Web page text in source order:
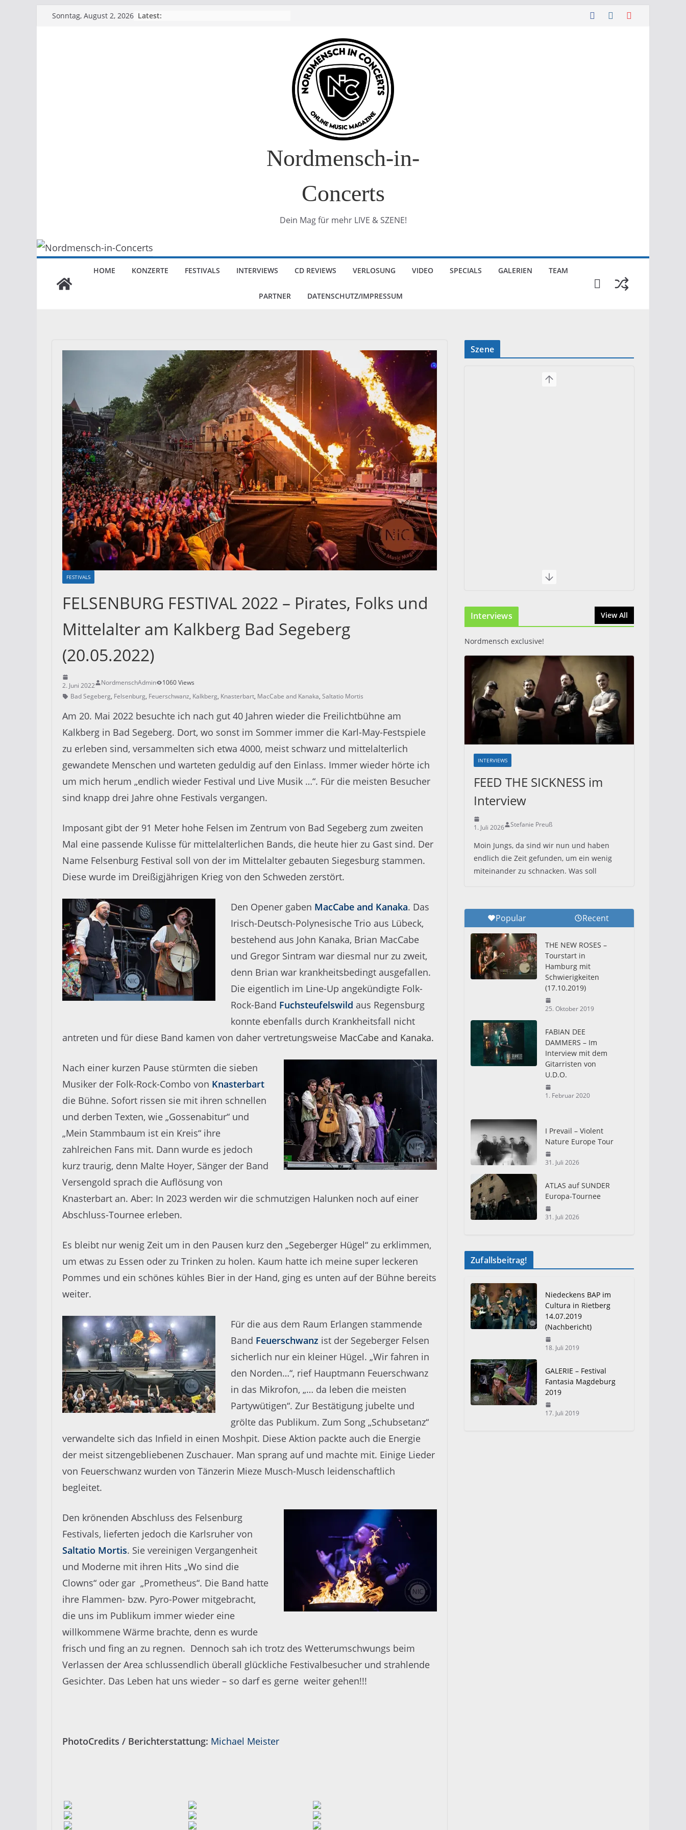
SkipSonntag, August 2, 2026 Latest:
Nordmensch-in-
Concerts
Dein Mag für mehr LIVE & SZENE!
HOME KONZERTE FESTIVALS INTERVIEWS CD REVIEWS VERLOSUNG VIDEO SPECIALS GALERIEN TEAM
PARTNER DATENSCHUTZ/IMPRESSUM
FESTIVALS
FELSENBURG FESTIVAL 2022 – Pirates, Folks und
Mittelalter am Kalkberg Bad Segeberg
(20.05.2022)
2. Juni 2022 NordmenschAdmin
1060 Views
Bad Segeberg, Felsenburg, Feuerschwanz, Kalkberg, Knasterbart, MacCabe and Kanaka, Saltatio Mortis
Am 20. Mai 2022 besuchte ich nach gut 40 Jahren wieder die Freilichtbühne am
Kalkberg in Bad Segeberg. Dort, wo sonst im Sommer immer die Karl-May-Festspiele
zu erleben sind, versammelten sich etwa 4000, meist schwarz und mittelalterlich
gewandete Menschen und warteten geduldig auf den Einlass. Immer wieder hörte ich
um mich herum „endlich wieder Festival und Live Musik …“. Für die meisten Besucher
sind knapp drei Jahre ohne Festivals vergangen.
Imposant gibt der 91 Meter hohe Felsen im Zentrum von Bad Segeberg zum zweiten
Mal eine passende Kulisse für mittelalterlichen Bands, die heute hier zu Gast sind. Der
Name Felsenburg Festival soll von der im Mittelalter gebauten Siegesburg stammen.
Diese wurde im Dreißigjährigen Krieg von den Schweden zerstört.
Den Opener gaben MacCabe and Kanaka. Das
Irisch-Deutsch-Polynesische Trio aus Lübeck,
bestehend aus John Kanaka, Brian MacCabe
und Gregor Sintram war diesmal nur zu zweit,
denn Brian war krankheitsbedingt ausgefallen.
Die eigentlich im Line-Up angekündigte Folk-
Rock-Band Fuchsteufelswild aus Regensburg
konnte ebenfalls durch Krankheitsfall nicht
antreten und für diese Band kamen von daher vertretungsweise MacCabe and Kanaka.
Nach einer kurzen Pause stürmten die sieben
Musiker der Folk-Rock-Combo von Knasterbart
die Bühne. Sofort rissen sie mit ihren schnellen
und derben Texten, wie „Gossenabitur“ und
„Mein Stammbaum ist ein Kreis“ ihre
zahlreichen Fans mit. Dann wurde es jedoch
kurz traurig, denn Malte Hoyer, Sänger der Band
Versengold sprach die Auflösung von
Knasterbart an. Aber: In 2023 werden wir die schmutzigen Halunken noch auf einer
Abschluss-Tournee erleben.
Es bleibt nur wenig Zeit um in den Pausen kurz den „Segeberger Hügel“ zu erklimmen,
um etwas zu Essen oder zu Trinken zu holen. Kaum hatte ich meine super leckeren
Pommes und ein schönes kühles Bier in der Hand, ging es unten auf der Bühne bereits
weiter.
Für die aus dem Raum Erlangen stammende
Band Feuerschwanz ist der Segeberger Felsen
sicherlich nur ein kleiner Hügel. „Wir fahren in
den Norden…“, rief Hauptmann Feuerschwanz
in das Mikrofon, „… da leben die meisten
Partywütigen“. Zur Bestätigung jubelte und
grölte das Publikum. Zum Song „Schubsetanz“
verwandelte sich das Infield in einen Moshpit. Diese Aktion packte auch die Energie
der meist sitzengebliebenen Zuschauer. Man sprang auf und machte mit. Einige Lieder
von Feuerschwanz wurden von Tänzerin Mieze Musch-Musch leidenschaftlich
begleitet.
Den krönenden Abschluss des Felsenburg
Festivals, lieferten jedoch die Karlsruher von
Saltatio Mortis. Sie vereinigen Vergangenheit
und Moderne mit ihren Hits „Wo sind die
Clowns“ oder gar „Prometheus“. Die Band hatte
ihre Flammen- bzw. Pyro-Power mitgebracht,
die uns im Publikum immer wieder eine
willkommene Wärme brachte, denn es wurde
frisch und fing an zu regnen. Dennoch sah ich trotz des Wetterumschwungs beim
Verlassen der Area schlussendlich überall glückliche Festivalbesucher und strahlende
Gesichter. Das Leben hat uns wieder – so darf es gerne weiter gehen!!!
PhotoCredits / Berichterstattung: Michael Meister
Szene
Interviews View All
Nordmensch exclusive!
INTERVIEWS
FEED THE SICKNESS im
Interview
1. Juli 2026 Stefanie Preuß
Moin Jungs, da sind wir nun und haben
endlich die Zeit gefunden, um ein wenig
miteinander zu schnacken. Was soll
Popular Recent
THE NEW ROSES –
Tourstart in
Hamburg mit
Schwierigkeiten
(17.10.2019)
25. Oktober 2019
FABIAN DEE
DAMMERS – Im
Interview mit dem
Gitarristen von
U.D.O.
1. Februar 2020
I Prevail – Violent
Nature Europe Tour
31. Juli 2026
ATLAS auf SUNDER
Europa-Tournee
31. Juli 2026
Zufallsbeitrag!
Niedeckens BAP im
Cultura in Rietberg
14.07.2019
(Nachbericht)
18. Juli 2019
GALERIE – Festival
Fantasia Magdeburg
2019
17. Juli 2019